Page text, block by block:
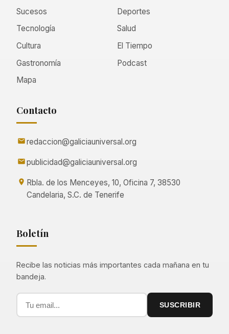
Sucesos
Deportes
Tecnología
Salud
Cultura
El Tiempo
Gastronomía
Podcast
Mapa
Contacto
redaccion@galiciauniversal.org
publicidad@galiciauniversal.org
Rbla. de los Menceyes, 10, Oficina 7, 38530
Candelaria, S.C. de Tenerife
Boletín
Recibe las noticias más importantes cada mañana en tu
bandeja.
SUSCRIBIR